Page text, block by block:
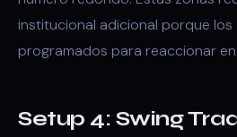
institucional adicional porque
programados para reaccionar
Setup 4: Swing